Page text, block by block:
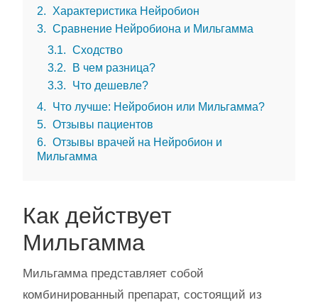
2
Характеристика Нейробион
3
Сравнение Нейробиона и Мильгамма
3.1
Сходство
3.2
В чем разница?
3.3
Что дешевле?
4
Что лучше: Нейробион или Мильгамма?
5
Отзывы пациентов
6
Отзывы врачей на Нейробион и
Мильгамма
Как действует
Мильгамма
Мильгамма представляет собой
комбинированный препарат, состоящий из